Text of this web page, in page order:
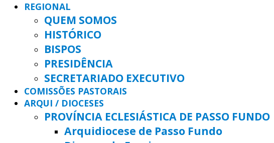
REGIONAL
QUEM SOMOS
HISTÓRICO
BISPOS
PRESIDÊNCIA
SECRETARIADO EXECUTIVO
COMISSÕES PASTORAIS
ARQUI / DIOCESES
PROVÍNCIA ECLESIÁSTICA DE PASSO FUNDO
Arquidiocese de Passo Fundo